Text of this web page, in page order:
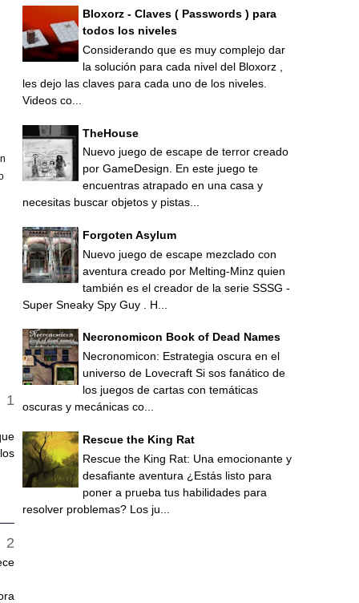
Bloxorz - Claves ( Passwords ) para
todos los niveles
Considerando que es muy complejo dar
la solución para cada nivel del Bloxorz ,
les dejo las claves para cada uno de los niveles.
Videos co...
TheHouse
Nuevo juego de escape de terror creado
por GameDesign. En este juego te
encuentras atrapado en una casa y
necesitas buscar objetos y pistas...
Forgoten Asylum
Nuevo juego de escape mezclado con
aventura creado por Melting-Minz quien
también es el creador de la serie SSSG -
Super Sneaky Spy Guy . H...
Necronomicon Book of Dead Names
Necronomicon: Estrategia oscura en el
universo de Lovecraft Si sos fanático de
los juegos de cartas con temáticas
oscuras y mecánicas co...
Rescue the King Rat
Rescue the King Rat: Una emocionante y
desafiante aventura ¿Estás listo para
poner a prueba tus habilidades para
resolver problemas? Los ju...